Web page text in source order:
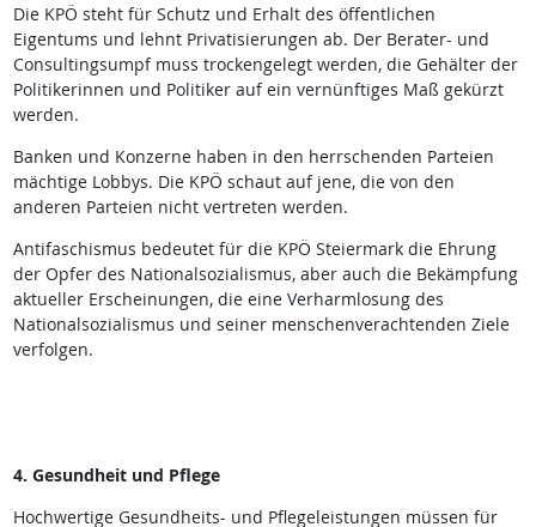
Die KPÖ steht für Schutz und Erhalt des öffentlichen
Eigentums und lehnt Privatisierungen ab. Der Berater- und
Consultingsumpf muss trockengelegt werden, die Gehälter der
Politikerinnen und Politiker auf ein vernünftiges Maß gekürzt
werden.
Banken und Konzerne haben in den herrschenden Parteien
mächtige Lobbys. Die KPÖ schaut auf jene, die von den
anderen Parteien nicht vertreten werden.
Antifaschismus bedeutet für die KPÖ Steiermark die Ehrung
der Opfer des Nationalsozialismus, aber auch die Bekämpfung
aktueller Erscheinungen, die eine Verharmlosung des
Nationalsozialismus und seiner menschenverachtenden Ziele
verfolgen.
4. Gesundheit und Pflege
Hochwertige Gesundheits- und Pflegeleistungen müssen für